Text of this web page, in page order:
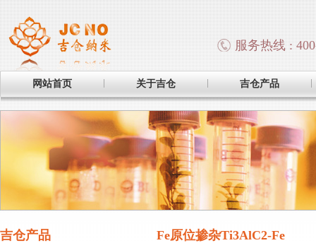
服务热线 :
网站首页 关于吉仓 吉仓产品
吉仓产品 Fe原位掺杂Ti3AlC2-Fe